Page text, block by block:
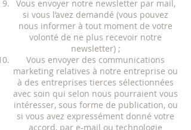
Vous envoyer notre newsletter par mail,
si vous l’avez demandé (vous pouvez
nous informer à tout moment de votre
volonté de ne plus recevoir notre
newsletter) ;
Vous envoyer des communications
marketing relatives à notre entreprise ou
à des entreprises tierces sélectionnées
avec soin qui selon nous pourraient vous
intéresser, sous forme de publication, ou
si vous avez expressément donné votre
accord, par e-mail ou technologie